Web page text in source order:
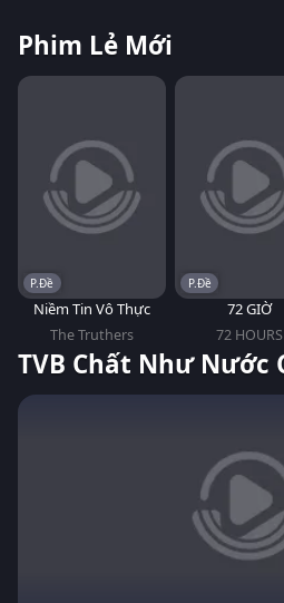
Phim Lẻ Mới
P.Đề
Niềm Tin Vô Thực
The Truthers
P.Đề
72 GIỜ
72 HOURS
TVB Chất Như Nước